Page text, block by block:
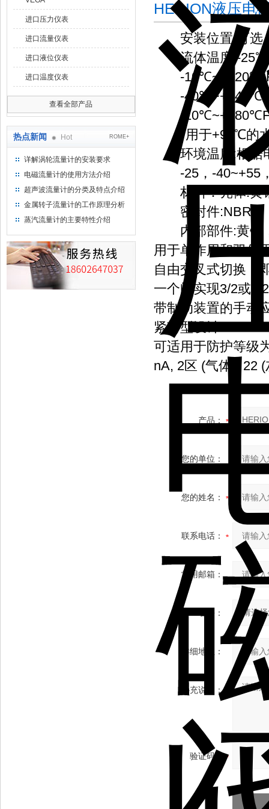
进口压力仪表
进口流量仪表
进口液位仪表
进口温度仪表
查看全部产品
热点新闻 Hot ROME+
详解涡轮流量计的安装要求
电磁流量计的使用方法介绍
超声波流量计的分类及特点介绍
金属转子流量计的工作原理分析
蒸汽流量计的主要特性介绍
HERION液压电
安装位置:可选
流体温度:-
-10℃~+120℃
-40℃~+140℃
-
*用于+90℃的
环境温度:根据
-25，-40~+55
材料：壳体:黄
密封件:NBR
内部部件:黄铜
用于单作用和双作
自由交叉式切换，
一个阀实现3/2或5/
带制动装置的手动
紧凑型设计
可适用于防护等级
nA, 2区 (气体), 22
产品：
您的单位：
您的姓名：
联系电话：
常用邮箱：
省份：
详细地址：
补充说明：
验证码：